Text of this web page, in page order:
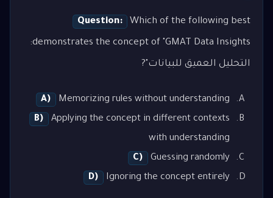
Question: Which of the following best
demonstrates the concept of "GMAT Data Insights:
التحليل العميق للبيانات"?
A)
Memorizing rules without understanding
B)
Applying the concept in different contexts
with understanding
C)
Guessing randomly
D)
Ignoring the concept entirely